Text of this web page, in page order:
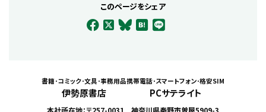
このページをシェア
書籍･コミック･文具･事務用品
伊勢原書店
携帯電話･スマートフォン･格安SIM
PCサテライト
本社所在地：〒257-0031 神奈川県秦野市曽屋5909-3